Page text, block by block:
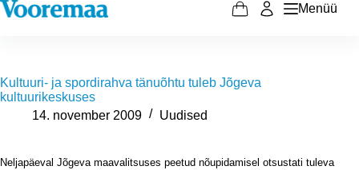
Shopping
Menüü
Kultuuri- ja spordirahva tänuõhtu tuleb Jõgeva
kultuurikeskuses
14. november 2009
Uudised
Neljapäeval Jõgeva maavalitsuses peetud nõupidamisel otsustati tuleva